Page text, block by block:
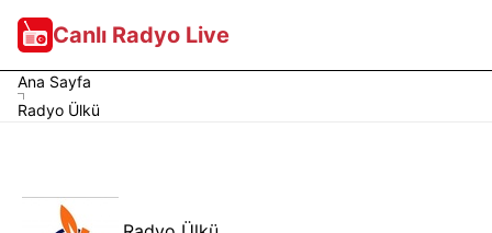
Canlı Radyo Live
Ana Sayfa
Radyo Ülkü